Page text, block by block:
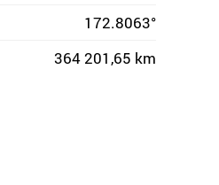
172.8063°
364 201,65 km